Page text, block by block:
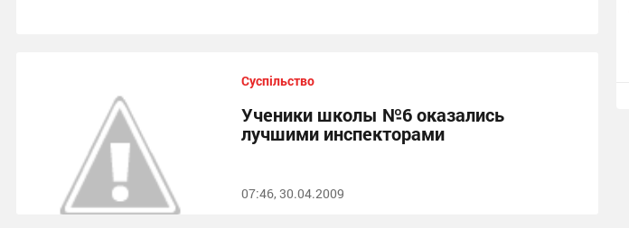
Суспільство
Ученики школы №6 оказались
лучшими инспекторами
07:46, 30.04.2009